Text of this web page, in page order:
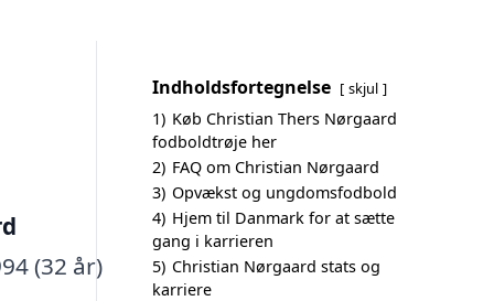
(32 år)
Indholdsfortegnelse skjul
1) Køb Christian Thers Nørgaard
fodboldtrøje her
2) FAQ om Christian Nørgaard
3) Opvækst og ungdomsfodbold
4) Hjem til Danmark for at sætte
gang i karrieren
5) Christian Nørgaard stats og
karriere